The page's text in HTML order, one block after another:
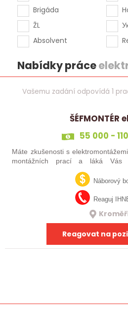
Brigáda
ŽL
Absolvent
Nabídky práce
Vašemu zadání odpovídá 1
ŠÉFMONTÉR
55 000 -
Máte zkušenosti s
montážních prací a láká Vás
projektech? Nebo jste šikovný
už nechce být jen „řadový…Náborový
Reaguj
Reagovat na